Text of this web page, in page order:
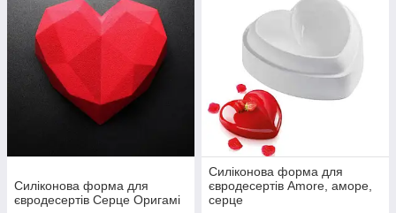
Силіконова форма для
євродесертів Серце Оригамі
Силіконова форма для
євродесертів Amore, аморе,
серце